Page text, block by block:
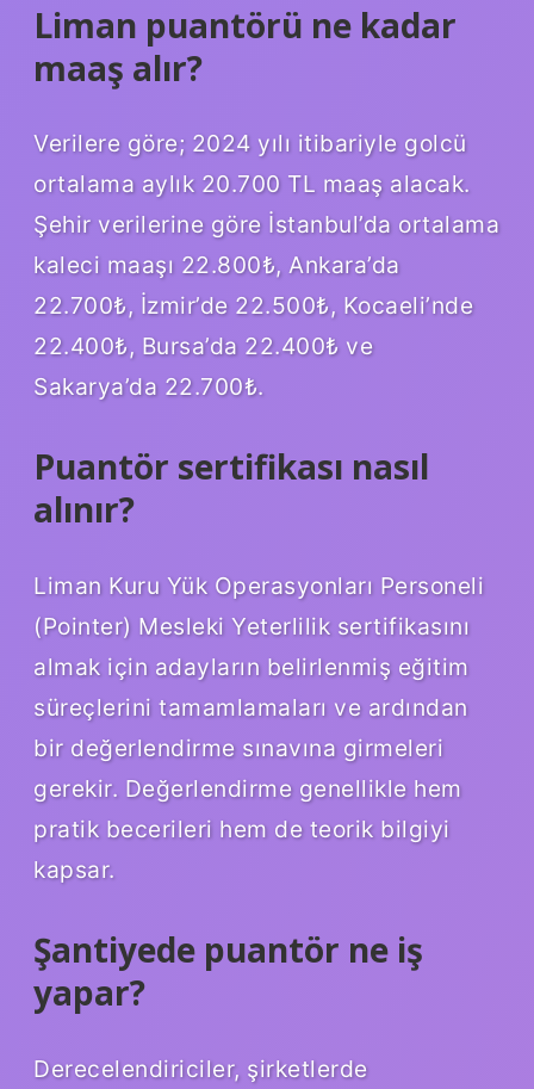
Liman puantörü ne kadar
maaş alır?
Verilere göre; 2024 yılı itibariyle golcü
ortalama aylık 20.700 TL maaş alacak.
Şehir verilerine göre İstanbul’da ortalama
kaleci maaşı 22.800₺, Ankara’da
22.700₺, İzmir’de 22.500₺, Kocaeli’nde
22.400₺, Bursa’da 22.400₺ ve
Sakarya’da 22.700₺.
Puantör sertifikası nasıl
alınır?
Liman Kuru Yük Operasyonları Personeli
(Pointer) Mesleki Yeterlilik sertifikasını
almak için adayların belirlenmiş eğitim
süreçlerini tamamlamaları ve ardından
bir değerlendirme sınavına girmeleri
gerekir. Değerlendirme genellikle hem
pratik becerileri hem de teorik bilgiyi
kapsar.
Şantiyede puantör ne iş
yapar?
Derecelendiriciler, şirketlerde